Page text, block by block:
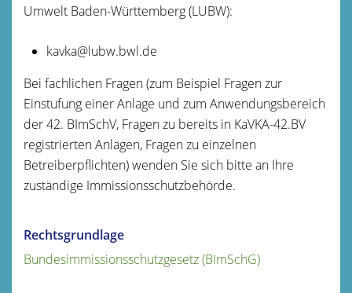
Umwelt Baden-Württemberg (LUBW):
kavka@lubw.bwl.de
Bei fachlichen Fragen (zum Beispiel Fragen zur
Einstufung einer Anlage und zum Anwendungsbereich
der 42. BImSchV, Fragen zu bereits in KaVKA-42.BV
registrierten Anlagen, Fragen zu einzelnen
Betreiberpflichten) wenden Sie sich bitte an Ihre
zuständige Immissionsschutzbehörde.
Rechtsgrundlage
Bundesimmissionsschutzgesetz (BImSchG)